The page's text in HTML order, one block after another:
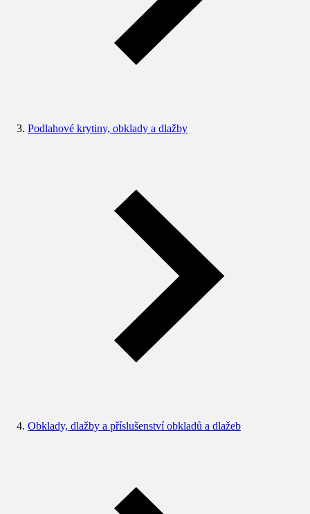
Podlahové krytiny, obklady a dlažby
Obklady, dlažby a příslušenství obkladů a dlažeb